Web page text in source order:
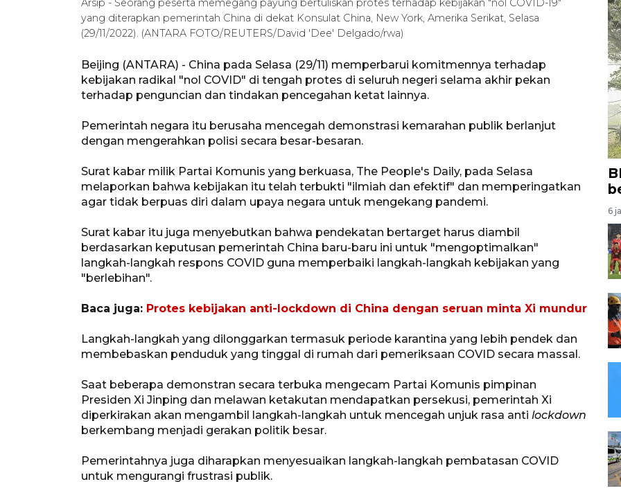
Arsip - Seorang peserta memegang payung bertuliskan protes terhadap kebijakan "nol COVID-19"
yang diterapkan pemerintah China di dekat Konsulat China, New York, Amerika Serikat, Selasa
(29/11/2022). (ANTARA FOTO/REUTERS/David 'Dee' Delgado/rwa)
Beijing (ANTARA) - China pada Selasa (29/11) memperbarui komitmennya terhadap
kebijakan radikal "nol COVID" di tengah protes di seluruh negeri selama akhir pekan
terhadap penguncian dan tindakan pencegahan ketat lainnya.
Pemerintah negara itu berusaha mencegah demonstrasi kemarahan publik berlanjut
dengan mengerahkan polisi secara besar-besaran.
Surat kabar milik Partai Komunis yang berkuasa, The People's Daily, pada Selasa
melaporkan bahwa kebijakan itu telah terbukti "ilmiah dan efektif" dan memperingatkan
agar tidak berpuas diri dalam upaya negara untuk mengekang pandemi.
Surat kabar itu juga menyebutkan bahwa pendekatan bertarget harus diambil
berdasarkan keputusan pemerintah China baru-baru ini untuk "mengoptimalkan"
langkah-langkah respons COVID guna memperbaiki langkah-langkah kebijakan yang
"berlebihan".
Baca juga: Protes kebijakan anti-lockdown di China dengan seruan minta Xi mundur
Langkah-langkah yang dilonggarkan termasuk periode karantina yang lebih pendek dan
membebaskan penduduk yang tinggal di rumah dari pemeriksaan COVID secara massal.
Saat beberapa demonstran secara terbuka mengecam Partai Komunis pimpinan
Presiden Xi Jinping dan melawan ketakutan mendapatkan persekusi, pemerintah Xi
diperkirakan akan mengambil langkah-langkah untuk mencegah unjuk rasa anti lockdown
berkembang menjadi gerakan politik besar.
Pemerintahnya juga diharapkan menyesuaikan langkah-langkah pembatasan COVID
untuk mengurangi frustrasi publik.
6